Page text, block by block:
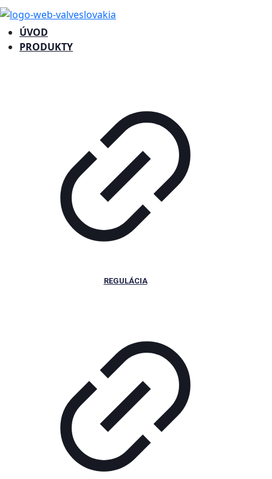
ÚVOD
PRODUKTY
REGULÁCIA